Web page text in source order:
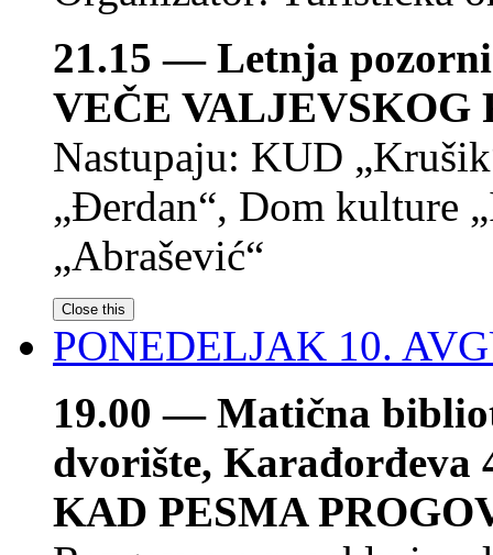
21.15 — Letnja
VEČE VALJEVSKOG
Nastupaju: KUD
„Đerdan“, Dom kulture
„Abrašević“
Close this
PONEDELJAK 10.
19.00 — Matična
dvorište, Karađorđeva
KAD PESMA